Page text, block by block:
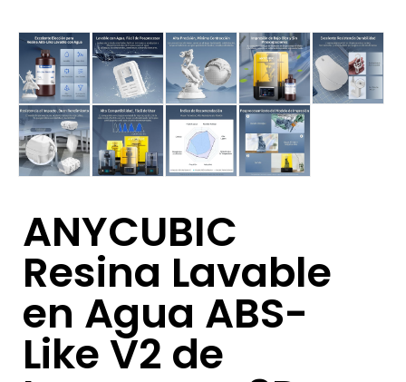
ANYCUBIC
Resina Lavable
en Agua ABS-
Like V2 de